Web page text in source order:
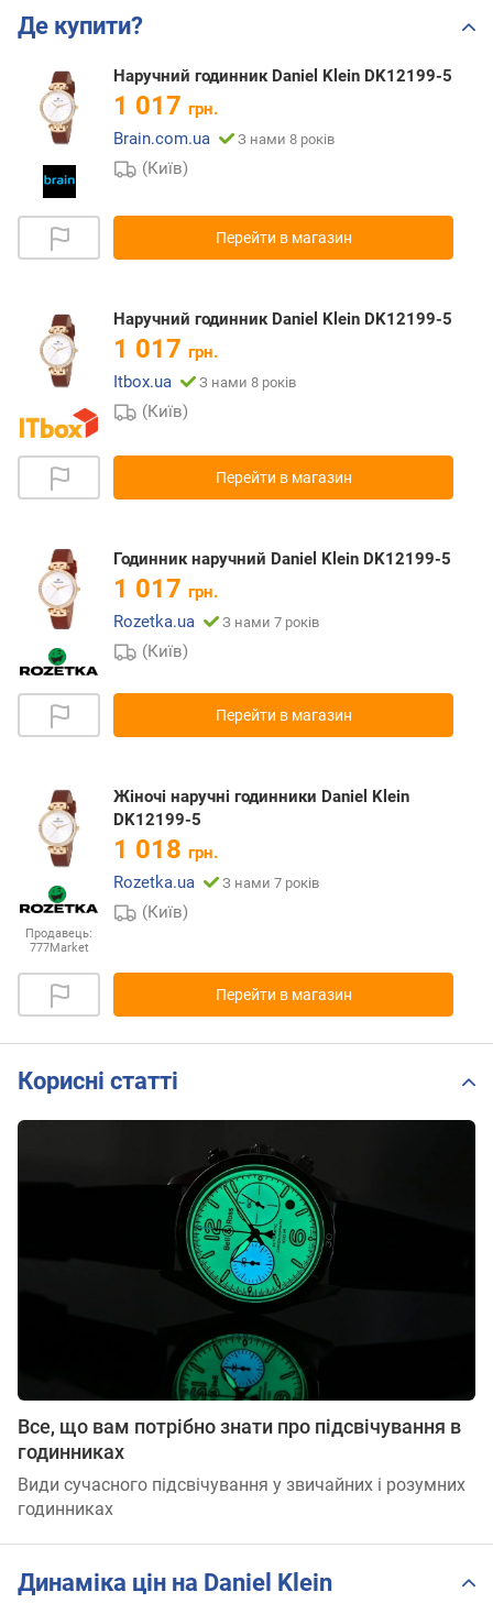
Де купити?
Наручний годинник Daniel Klein DK12199-5
1 017 грн.
Brain.com.ua
З нами 8 років
(Київ)
Перейти в магазин
Наручний годинник Daniel Klein DK12199-5
1 017 грн.
Itbox.ua
З нами 8 років
(Київ)
Перейти в магазин
Годинник наручний Daniel Klein DK12199-5
1 017 грн.
Rozetka.ua
З нами 7 років
(Київ)
Перейти в магазин
Продавець:
777Market
Жіночі наручні годинники Daniel Klein
DK12199-5
1 018 грн.
Rozetka.ua
З нами 7 років
(Київ)
Перейти в магазин
Корисні статті
Все, що вам потрібно знати про підсвічування в
годинниках
Види сучасного підсвічування у звичайних і розумних
годинниках
Динаміка цін на Daniel Klein